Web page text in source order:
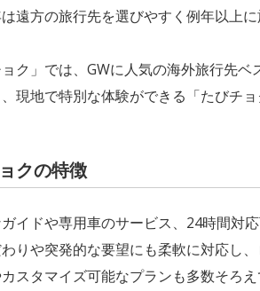
遠方の旅行先を選びやすく例年以上
ョク」では、GWに人気の海外旅行先
現地で特別な体験ができる「たびチョ
クの特徴
イドや専用車のサービス、24時間対
りや突発的な要望にも柔軟に対応し
スタマイズ可能なプランも多数そろ